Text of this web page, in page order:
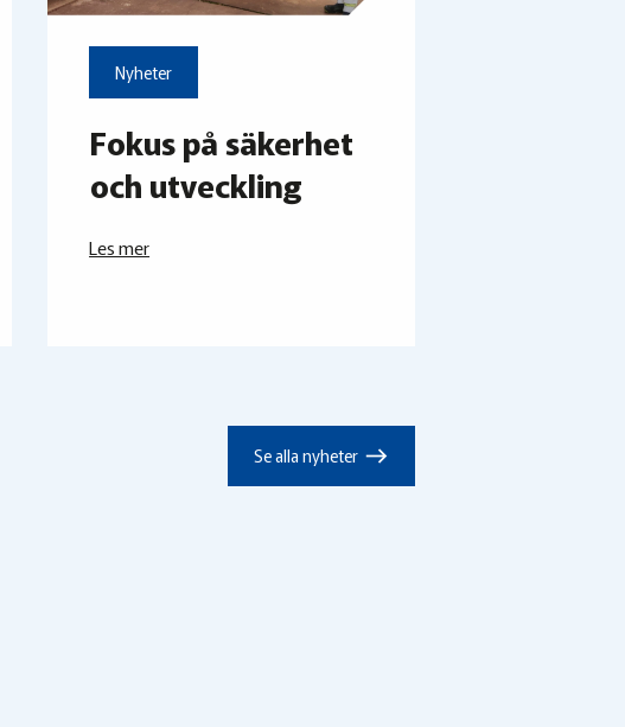
Nyheter
Fokus på säkerhet
och utveckling
Les mer
Se alla nyheter east